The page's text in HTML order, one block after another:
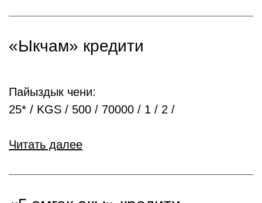
«Ыкчам» кредити
Пайыздык чени:
25* / KGS / 500 / 70000 / 1 / 2 /
Читать далее